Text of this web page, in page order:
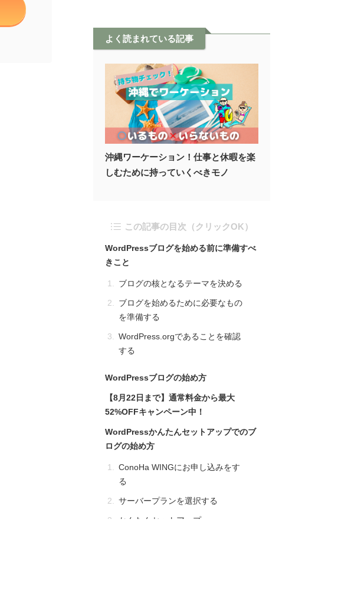
よく読まれている記事
沖縄ワーケーション！仕事と休暇を楽
しむために持っていくべきモノ
この記事の目次（クリックOK）
WordPressブログを始める前に準備すべ
きこと
ブログの核となるテーマを決める
ブログを始めるために必要なもの
を準備する
WordPress.orgであることを確認
する
WordPressブログの始め方
【8月22日まで】通常料金から最大
52%OFFキャンペーン中！
WordPressかんたんセットアップでのブ
ログの始め方
ConoHa WINGにお申し込みをす
る
サーバープランを選択する
かんたんセットアップ